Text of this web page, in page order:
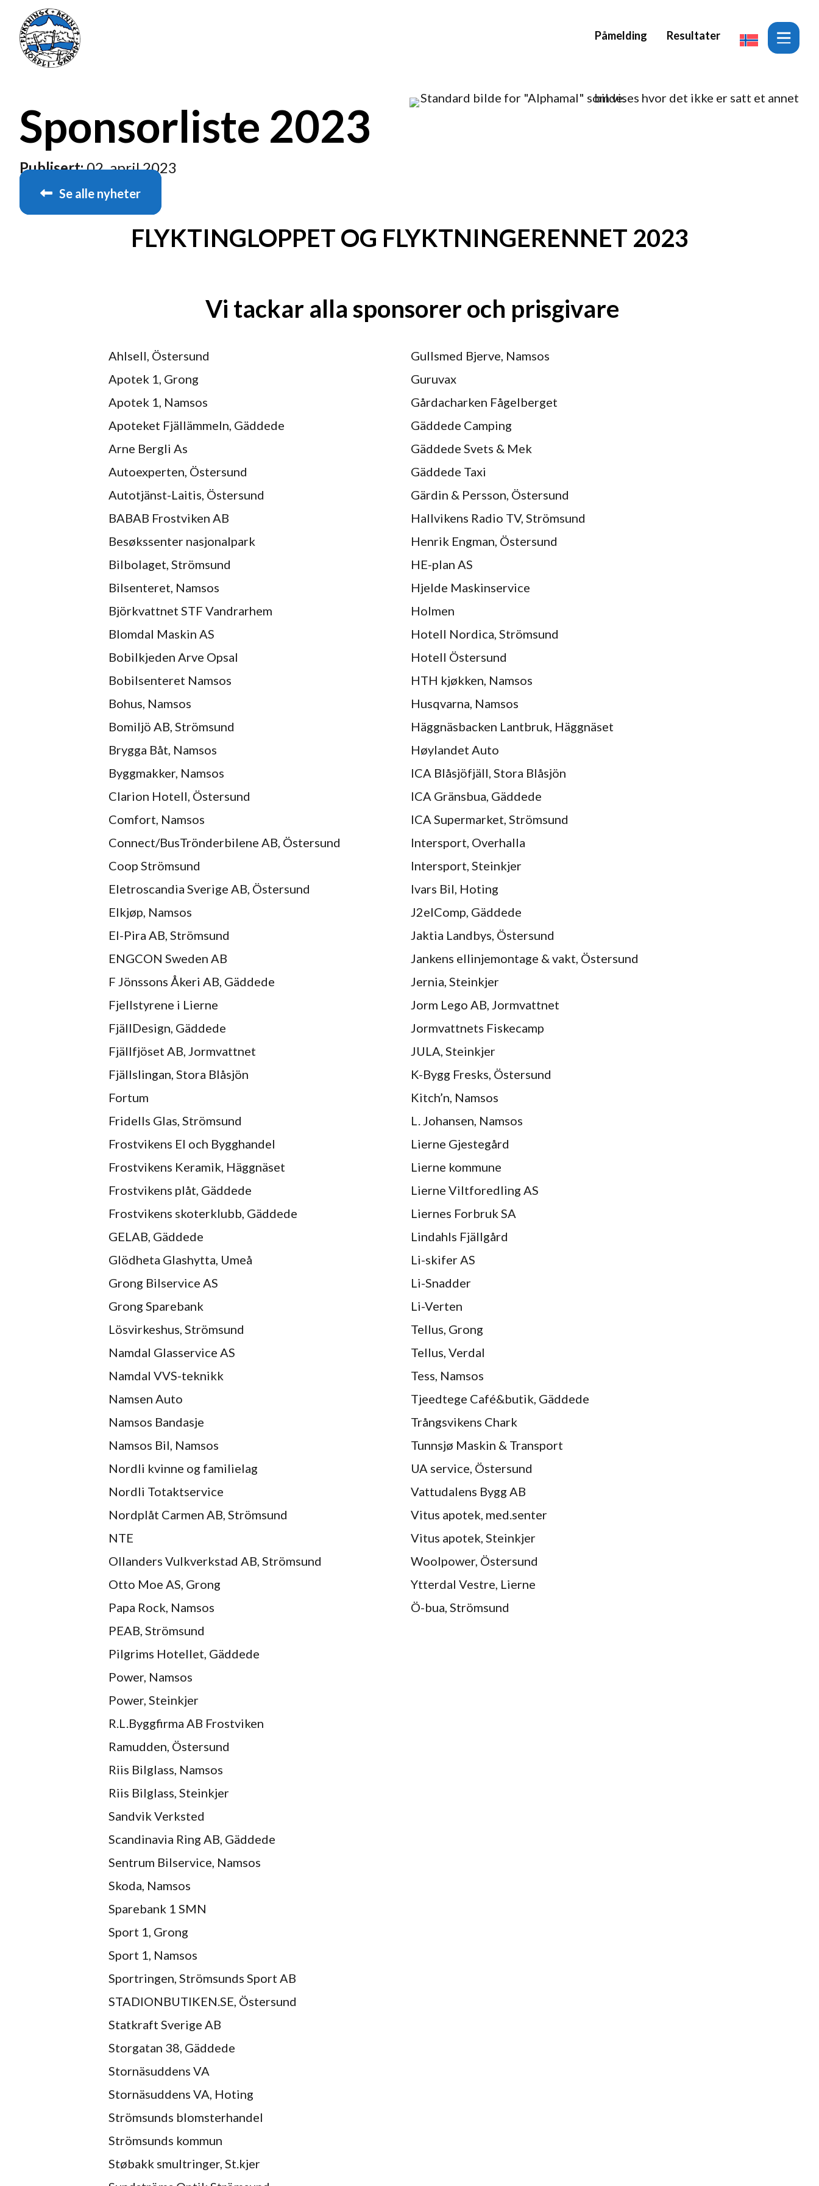
Påmelding Resultater
Sponsorliste 2023
Publisert:02. april 2023
Se alle nyheter
FLYKTINGLOPPET OG FLYKTNINGERENNET 2023
Vi tackar alla sponsorer och prisgivare
Ahlsell, Östersund
Gullsmed Bjerve, Namsos
Apotek 1, Grong
Guruvax
Apotek 1, Namsos
Gårdacharken Fågelberget
Apoteket Fjällämmeln, Gäddede
Gäddede Camping
Arne Bergli As
Gäddede Svets & Mek
Autoexperten, Östersund
Gäddede Taxi
Autotjänst-Laitis, Östersund
Gärdin & Persson, Östersund
BABAB Frostviken AB
Hallvikens Radio TV, Strömsund
Besøkssenter nasjonalpark
Henrik Engman, Östersund
Bilbolaget, Strömsund
HE-plan AS
Bilsenteret, Namsos
Hjelde Maskinservice
Björkvattnet STF Vandrarhem
Holmen
Blomdal Maskin AS
Hotell Nordica, Strömsund
Bobilkjeden Arve Opsal
Hotell Östersund
Bobilsenteret Namsos
HTH kjøkken, Namsos
Bohus, Namsos
Husqvarna, Namsos
Bomiljö AB, Strömsund
Häggnäsbacken Lantbruk, Häggnäset
Brygga Båt, Namsos
Høylandet Auto
Byggmakker, Namsos
ICA Blåsjöfjäll, Stora Blåsjön
Clarion Hotell, Östersund
ICA Gränsbua, Gäddede
Comfort, Namsos
ICA Supermarket, Strömsund
Connect/BusTrönderbilene AB, Östersund
Intersport, Overhalla
Coop Strömsund
Intersport, Steinkjer
Eletroscandia Sverige AB, Östersund
Ivars Bil, Hoting
Elkjøp, Namsos
J2elComp, Gäddede
El-Pira AB, Strömsund
Jaktia Landbys, Östersund
ENGCON Sweden AB
Jankens ellinjemontage & vakt, Östersund
F Jönssons Åkeri AB, Gäddede
Jernia, Steinkjer
Fjellstyrene i Lierne
Jorm Lego AB, Jormvattnet
FjällDesign, Gäddede
Jormvattnets Fiskecamp
Fjällfjöset AB, Jormvattnet
JULA, Steinkjer
Fjällslingan, Stora Blåsjön
K-Bygg Fresks, Östersund
Fortum
Kitch’n, Namsos
Fridells Glas, Strömsund
L. Johansen, Namsos
Frostvikens El och Bygghandel
Lierne Gjestegård
Frostvikens Keramik, Häggnäset
Lierne kommune
Frostvikens plåt, Gäddede
Lierne Viltforedling AS
Frostvikens skoterklubb, Gäddede
Liernes Forbruk SA
GELAB, Gäddede
Lindahls Fjällgård
Glödheta Glashytta, Umeå
Li-skifer AS
Grong Bilservice AS
Li-Snadder
Grong Sparebank
Li-Verten
Lösvirkeshus, Strömsund
Tellus, Grong
Namdal Glasservice AS
Tellus, Verdal
Namdal VVS-teknikk
Tess, Namsos
Namsen Auto
Tjeedtege Café&butik, Gäddede
Namsos Bandasje
Trångsvikens Chark
Namsos Bil, Namsos
Tunnsjø Maskin & Transport
Nordli kvinne og familielag
UA service, Östersund
Nordli Totaktservice
Vattudalens Bygg AB
Nordplåt Carmen AB, Strömsund
Vitus apotek, med.senter
NTE
Vitus apotek, Steinkjer
Ollanders Vulkverkstad AB, Strömsund
Woolpower, Östersund
Otto Moe AS, Grong
Ytterdal Vestre, Lierne
Papa Rock, Namsos
Ö-bua, Strömsund
PEAB, Strömsund
Pilgrims Hotellet, Gäddede
Power, Namsos
Power, Steinkjer
R.L.Byggfirma AB Frostviken
Ramudden, Östersund
Riis Bilglass, Namsos
Riis Bilglass, Steinkjer
Sandvik Verksted
Scandinavia Ring AB, Gäddede
Sentrum Bilservice, Namsos
Skoda, Namsos
Sparebank 1 SMN
Sport 1, Grong
Sport 1, Namsos
Sportringen, Strömsunds Sport AB
STADIONBUTIKEN.SE, Östersund
Statkraft Sverige AB
Storgatan 38, Gäddede
Stornäsuddens VA
Stornäsuddens VA, Hoting
Strömsunds blomsterhandel
Strömsunds kommun
Støbakk smultringer, St.kjer